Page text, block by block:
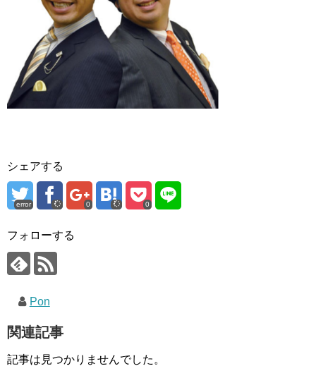
シェアする
error 0 0
フォローする
Pon
関連記事
記事は見つかりませんでした。